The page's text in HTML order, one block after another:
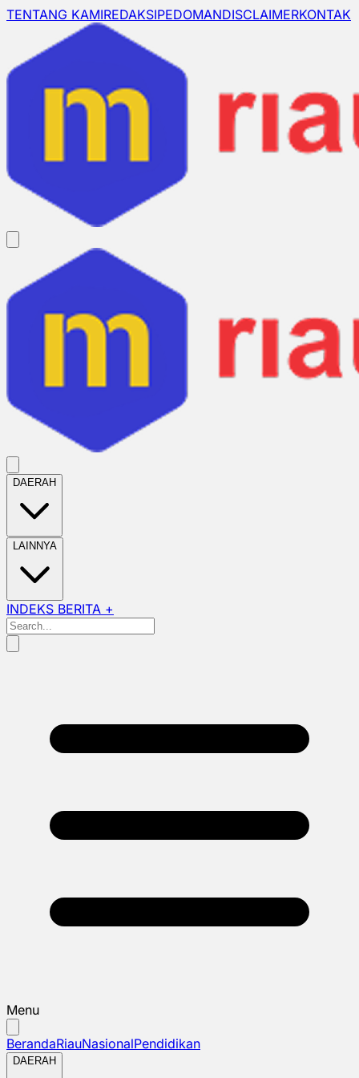
TENTANG KAMIREDAKSIPEDOMANDISCLAIMERKONTAK
DAERAH
LAINNYA
INDEKS BERITA +
Menu
BerandaRiauNasionalPendidikan
DAERAH